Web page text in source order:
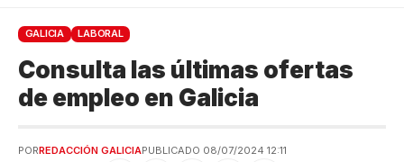
GALICIA LABORAL
Consulta las últimas ofertas
de empleo en Galicia
PORREDACCIÓN GALICIAPUBLICADO 08/07/2024 12:11